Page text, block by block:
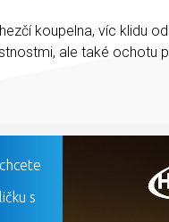
koupelna, víc klidu
ale také
s